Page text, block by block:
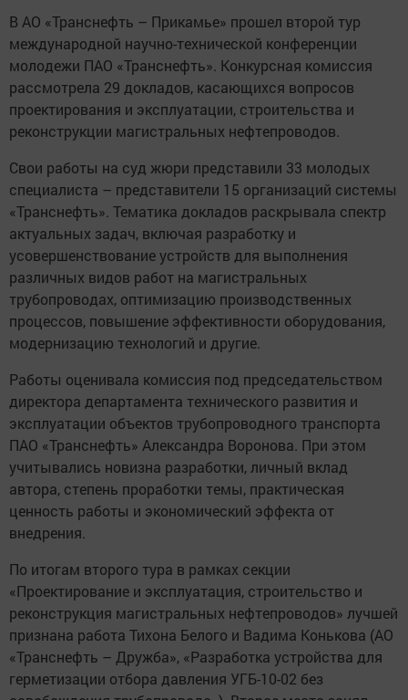
В АО «Транснефть – Прикамье» прошел второй тур
международной научно-технической конференции
молодежи ПАО «Транснефть». Конкурсная комиссия
рассмотрела 29 докладов, касающихся вопросов
проектирования и эксплуатации, строительства и
реконструкции магистральных нефтепроводов.
Свои работы на суд жюри представили 33 молодых
специалиста – представители 15 организаций системы
«Транснефть». Тематика докладов раскрывала спектр
актуальных задач, включая разработку и
усовершенствование устройств для выполнения
различных видов работ на магистральных
трубопроводах, оптимизацию производственных
процессов, повышение эффективности оборудования,
модернизацию технологий и другие.
Работы оценивала комиссия под председательством
директора департамента технического развития и
эксплуатации объектов трубопроводного транспорта
ПАО «Транснефть» Александра Воронова. При этом
учитывались новизна разработки, личный вклад
автора, степень проработки темы, практическая
ценность работы и экономический эффекта от
внедрения.
По итогам второго тура в рамках секции
«Проектирование и эксплуатация, строительство и
реконструкция магистральных нефтепроводов» лучшей
признана работа Тихона Белого и Вадима Конькова (АО
«Транснефть – Дружба», «Разработка устройства для
герметизации отбора давления УГБ-10-02 без